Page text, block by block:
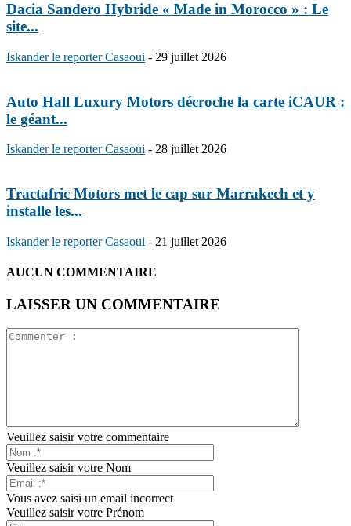
Dacia Sandero Hybride « Made in Morocco » : Le
site...
Iskander le reporter Casaoui - 29 juillet 2026
Auto Hall Luxury Motors décroche la carte iCAUR :
le géant...
Iskander le reporter Casaoui - 28 juillet 2026
Tractafric Motors met le cap sur Marrakech et y
installe les...
Iskander le reporter Casaoui - 21 juillet 2026
AUCUN COMMENTAIRE
LAISSER UN COMMENTAIRE
Veuillez saisir votre commentaire
Veuillez saisir votre Nom
Vous avez saisi un email incorrect
Veuillez saisir votre Prénom